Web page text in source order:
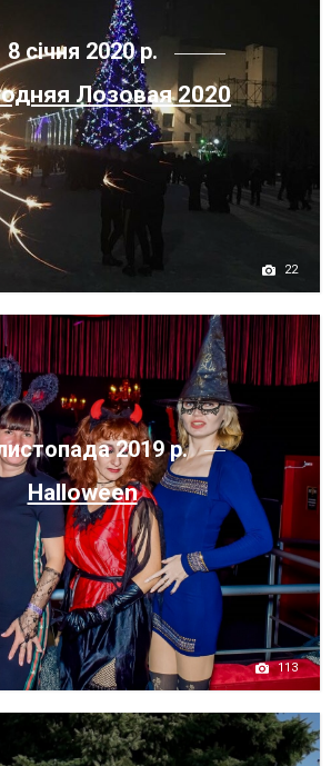
8 січня 2020 р.
Лозовая 2020
22
2019 р.
Halloween
113